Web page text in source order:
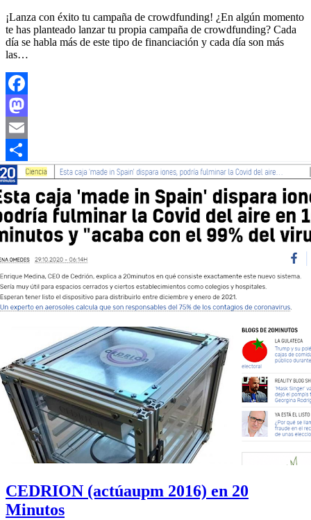
¡Lanza con éxito tu campaña de crowdfunding! ¿En algún momento
te has planteado lanzar tu propia campaña de crowdfunding? Cada
día se habla más de este tipo de financiación y cada día son más
las…
Facebook
Mastodon
Email
Compartir
CEDRION (actúaupm 2016) en 20
Minutos